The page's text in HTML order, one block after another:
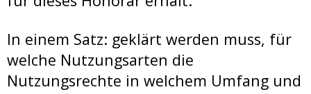
In einem Satz: geklärt werden muss, für
welche Nutzungsarten die
Nutzungsrechte in welchem Umfang und